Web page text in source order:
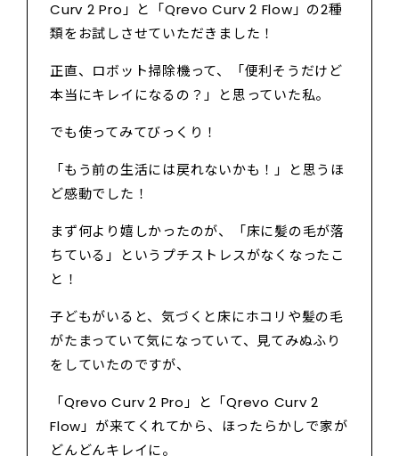
Curv 2 Pro」と「Qrevo Curv 2 Flow」の2種
類をお試しさせていただきました！
正直、ロボット掃除機って、「便利そうだけど
本当にキレイになるの？」と思っていた私。
でも使ってみてびっくり！
「もう前の生活には戻れないかも！」と思うほ
ど感動でした！
まず何より嬉しかったのが、「床に髪の毛が落
ちている」というプチストレスがなくなったこ
と！
子どもがいると、気づくと床にホコリや髪の毛
がたまっていて気になっていて、見てみぬふり
をしていたのですが、
「Qrevo Curv 2 Pro」と「Qrevo Curv 2
Flow」が来てくれてから、ほったらかしで家が
どんどんキレイに。